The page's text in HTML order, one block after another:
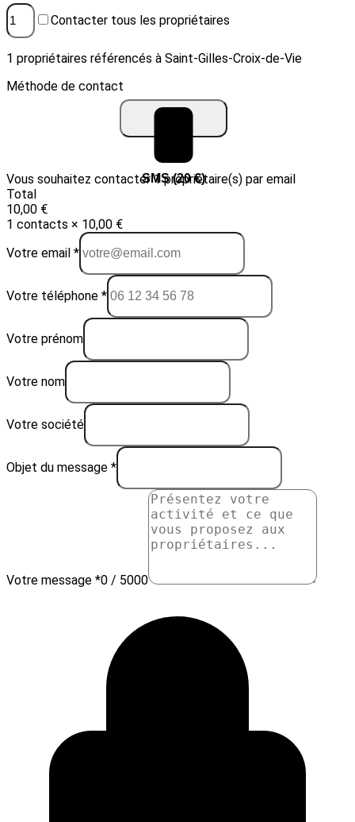
Contacter tous les propriétaires
1 propriétaires référencés à Saint-Gilles-Croix-de-Vie
Méthode de contact
Email (10 €) SMS (20 €)
Vous souhaitez contacter 1 propriétaire(s) par email
Total
10,00 €
1 contacts × 10,00 €
Votre email *
Votre téléphone *
Votre prénom
Votre nom
Votre société
Objet du message *
Votre message *0 / 5000